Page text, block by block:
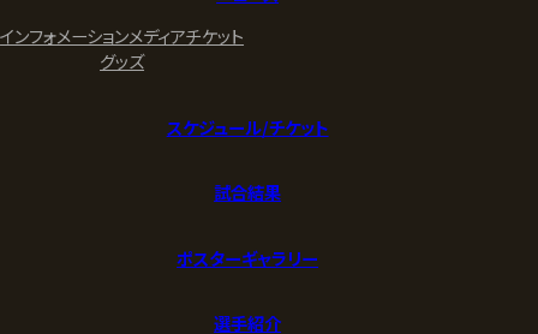
インフォメーションメディアチケット
グッズ
スケジュール/チケット
試合結果
ポスターギャラリー
選手紹介